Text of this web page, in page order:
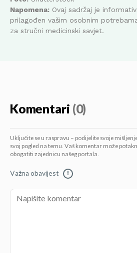
Napomena: Ovaj sadržaj je
prilagođen vašim osobnim
za stručni medicinski savjet.
Komentari (0)
Uključite se u raspravu – podijelite svoje
svoj pogled na temu. Vaš komentar može
obogatiti zajednicu našeg portala.
Važna obavijest !